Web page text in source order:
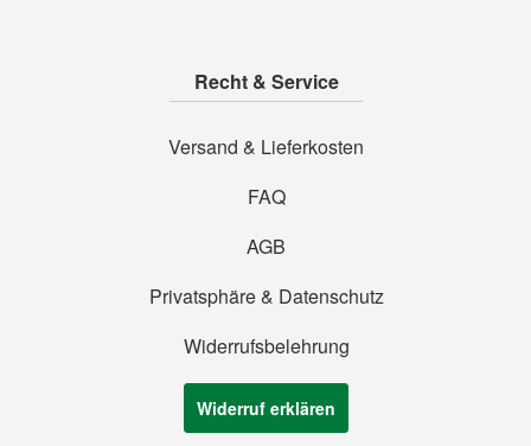
Recht & Service
Versand & Lieferkosten
FAQ
AGB
Privatsphäre & Datenschutz
Widerrufsbelehrung
Widerruf erklären